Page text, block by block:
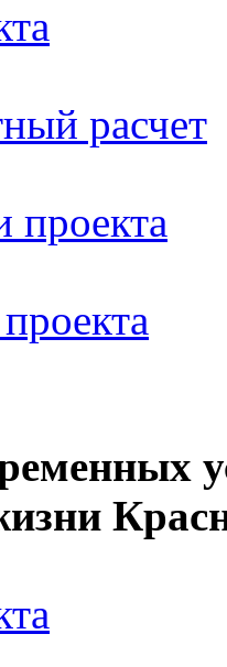
расчет
проекта